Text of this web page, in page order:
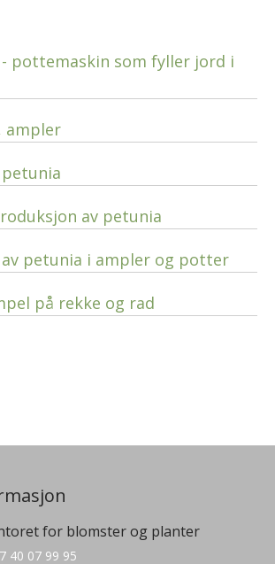
for blomster og planter
40 07 99 95